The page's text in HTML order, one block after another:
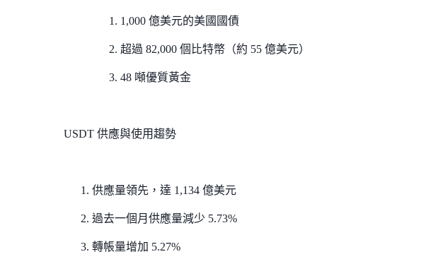
1,000 億美元的美國國債
超過 82,000 個比特幣（約 55 億美元）
48 噸優質黃金
USDT 供應與使用趨勢
供應量領先，達 1,134 億美元
過去一個月供應量減少 5.73%
轉帳量增加 5.27%